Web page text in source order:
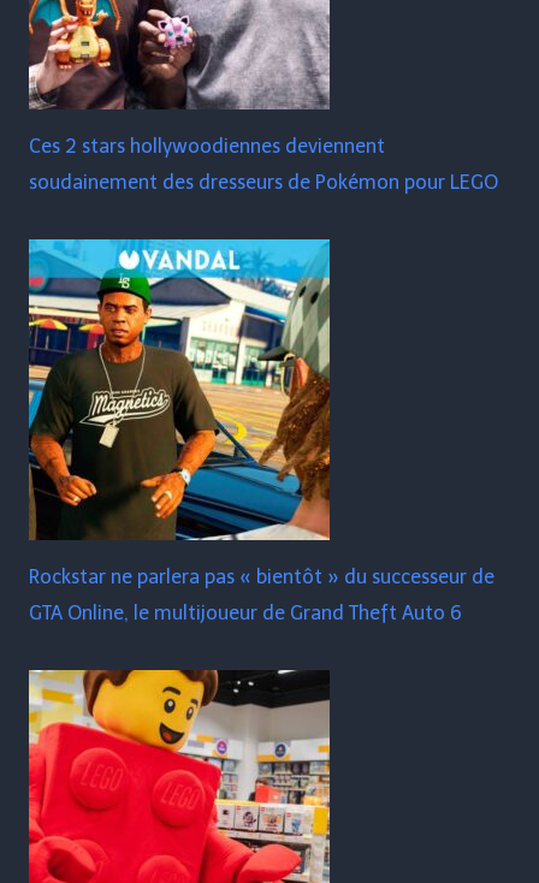
Ces 2 stars hollywoodiennes deviennent
soudainement des dresseurs de Pokémon pour LEGO
Rockstar ne parlera pas « bientôt » du successeur de
GTA Online, le multijoueur de Grand Theft Auto 6